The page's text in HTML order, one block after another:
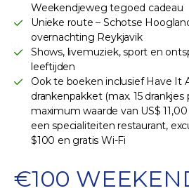
Weekendjeweg tegoed cadeau
Unieke route – Schotse
overnachting Reykjavik
Shows, livemuziek, sport en
leeftijden
Ook te boeken inclusief Have It
drankenpakket (max. 15
maximum waarde van US$ 11,00
een specialiteiten restaurant,
$100 en gratis Wi-Fi
€100